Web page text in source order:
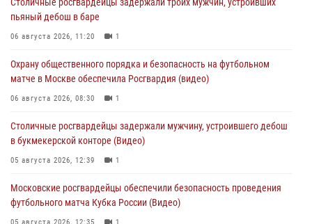
пьяный дебош в баре
06 августа 2026, 11:20 1
Охрану общественного порядка и безопасность на футбольном
матче в Москве обеспечила Росгвардия (видео)
06 августа 2026, 08:30 1
Столичные росгвардейцы задержали мужчину, устроившего дебош
в букмекерской конторе (Видео)
05 августа 2026, 12:39 1
Московские росгвардейцы обеспечили безопасность проведения
футбольного матча Кубка России (Видео)
05 августа 2026, 12:35 1